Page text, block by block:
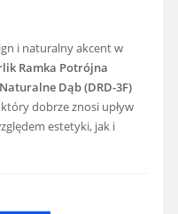
i naturalny akcent w
Ramka Potrójna
Dąb (DRD-3F)
dobrze znosi upływ
estetyki, jak i